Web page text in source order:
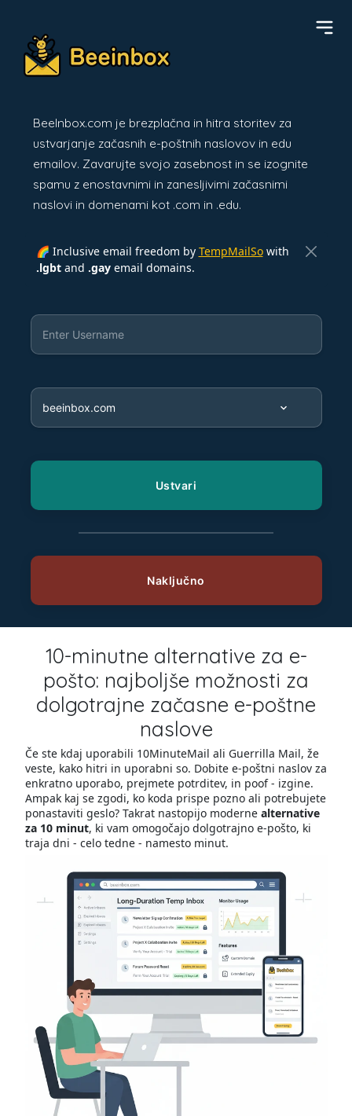
BeeInbox.com je brezplačna in hitra storitev za
ustvarjanje začasnih e-poštnih naslovov in edu
emailov. Zavarujte svojo zasebnost in se izognite
spamu z enostavnimi in zanesljivimi začasnimi
naslovi in domenami kot .com in .edu.
🌈 Inclusive email freedom by TempMailSowith
.lgbtand .gayemail domains.
10-minutne alternative za e-
pošto: najboljše možnosti za
dolgotrajne začasne e-poštne
naslove
Če ste kdaj uporabili 10MinuteMail ali Guerrilla Mail, že
veste, kako hitri in uporabni so. Dobite e-poštni naslov za
enkratno uporabo, prejmete potrditev, in poof - izgine.
Ampak kaj se zgodi, ko koda prispe pozno ali potrebujete
ponastaviti geslo? Takrat nastopijo moderne alternative
za 10 minut, ki vam omogočajo dolgotrajno e-pošto, ki
traja dni - celo tedne - namesto minut.